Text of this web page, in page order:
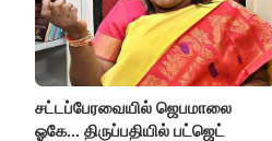
சட்டப்பேரவையில் ஜெபமாலை
ஓகே... திருப்பதியில் பட்ஜெட்